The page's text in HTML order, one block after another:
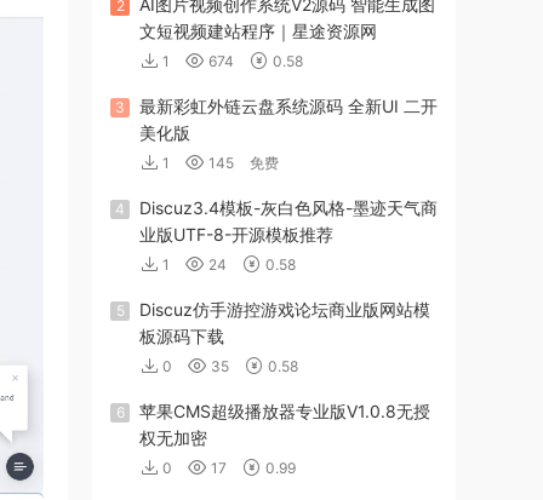
2
AI图片视频创作系统V2源码 智能生成图
文短视频建站程序｜星途资源网
1 674 0.58
3
最新彩虹外链云盘系统源码 全新UI 二开
美化版
1 145 免费
4
Discuz3.4模板-灰白色风格-墨迹天气商
业版UTF-8-开源模板推荐
1 24 0.58
5
Discuz仿手游控游戏论坛商业版网站模
板源码下载
0 35 0.58
6
苹果CMS超级播放器专业版V1.0.8无授
权无加密
0 17 0.99